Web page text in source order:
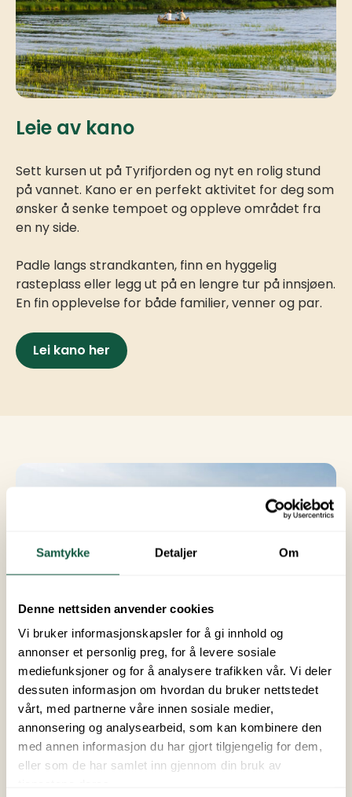
Samtykke Detaljer Om
Denne nettsiden anvender cookies
Vi bruker informasjonskapsler for å gi innhold og
annonser et personlig preg, for å levere sosiale
mediefunksjoner og for å analysere trafikken vår. Vi deler
dessuten informasjon om hvordan du bruker nettstedet
vårt, med partnerne våre innen sosiale medier,
annonsering og analysearbeid, som kan kombinere den
med annen informasjon du har gjort tilgjengelig for dem,
eller som de har samlet inn gjennom din bruk av
Leie av kano
Sett kursen ut på Tyrifjorden og nyt en rolig stund
på vannet. Kano er en perfekt aktivitet for deg som
ønsker å senke tempoet og oppleve området fra
en ny side.
Padle langs strandkanten, finn en hyggelig
rasteplass eller legg ut på en lengre tur på innsjøen.
En fin opplevelse for både familier, venner og par.
Lei kano her
Leie av kajakk
Legg ut på vannet og opplev Tyrifjorden fra første